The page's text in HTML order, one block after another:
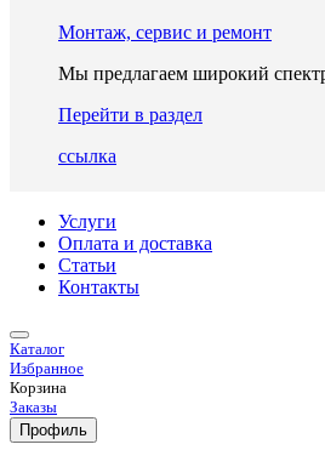
Монтаж, сервис и ремонт
Мы предлагаем широкий
Перейти в раздел
ссылка
Услуги
Оплата и доставка
Статьи
Контакты
Каталог
Избранное
Корзина
Заказы
Профиль